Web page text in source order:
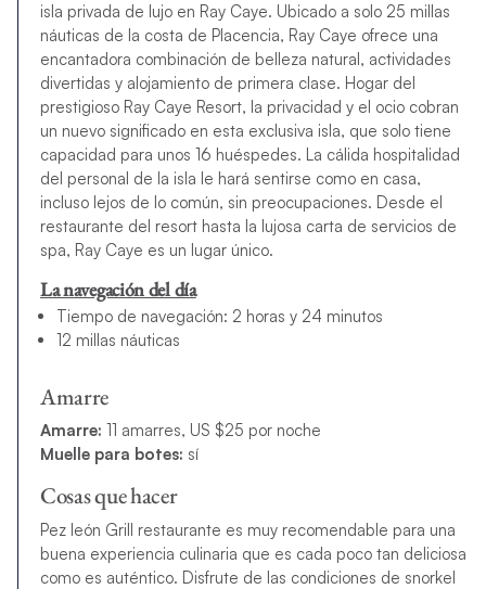
isla privada de lujo en Ray Caye. Ubicado a solo 25 millas
náuticas de la costa de Placencia, Ray Caye ofrece una
encantadora combinación de belleza natural, actividades
divertidas y alojamiento de primera clase. Hogar del
prestigioso Ray Caye Resort, la privacidad y el ocio cobran
un nuevo significado en esta exclusiva isla, que solo tiene
capacidad para unos 16 huéspedes. La cálida hospitalidad
del personal de la isla le hará sentirse como en casa,
incluso lejos de lo común, sin preocupaciones. Desde el
restaurante del resort hasta la lujosa carta de servicios de
spa, Ray Caye es un lugar único.
La navegación del día
Tiempo de navegación: 2 horas y 24 minutos
12 millas náuticas
Amarre
Amarre: 11 amarres, US $25 por noche
Muelle para botes: sí
Cosas que hacer
Pez león Grill restaurante es muy recomendable para una
buena experiencia culinaria que es cada poco tan deliciosa
como es auténtico. Disfrute de las condiciones de snorkel